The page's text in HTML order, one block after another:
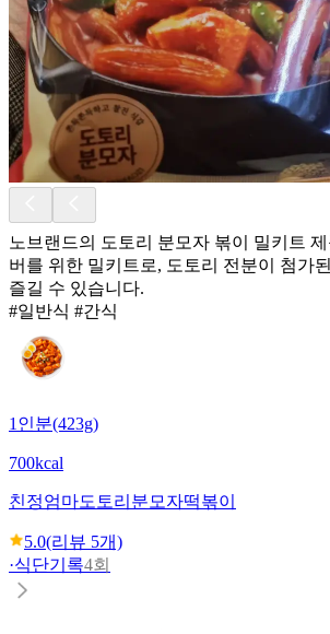
노브랜드의 도토리 분모자 볶이 밀키트
버를 위한 밀키트로, 도토리 전분이 첨가
즐길 수 있습니다.
#일반식 #간식
1인분(423g)
700kcal
친정엄마도토리분모자떡볶이
5.0(리뷰 5개)
·식단기록4회